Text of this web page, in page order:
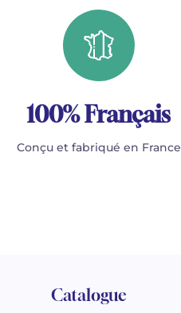
100% Français
Conçu et fabriqué en France
Catalogue